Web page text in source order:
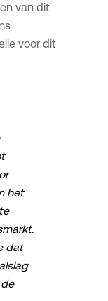
van dit
voor dit
het
dat